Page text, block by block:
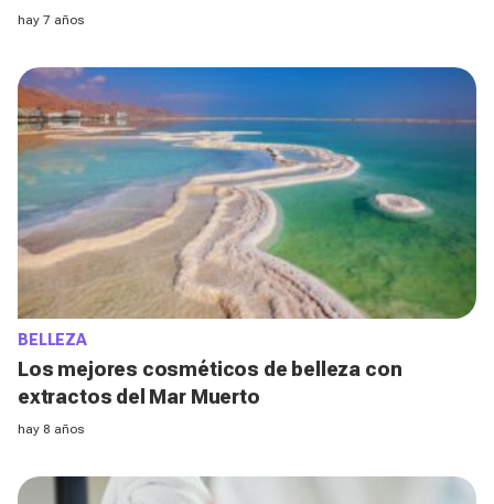
hay 7 años
BELLEZA
Los mejores cosméticos de belleza con
extractos del Mar Muerto
hay 8 años